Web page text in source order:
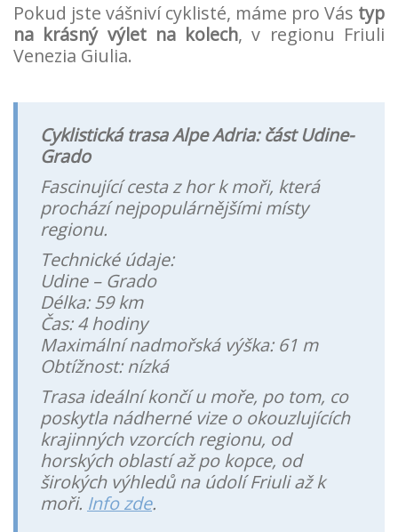
Pokud jste vášniví cyklisté, máme pro Vás typ
na krásný výlet na kolech, v regionu Friuli
Venezia Giulia.
Cyklistická trasa Alpe Adria: část Udine-
Grado
Fascinující cesta z hor k moři, která
prochází nejpopulárnějšími místy
regionu.
Technické údaje:
Udine – Grado
Délka: 59 km
Čas: 4 hodiny
Maximální nadmořská výška: 61 m
Obtížnost: nízká
Trasa ideální končí u moře, po tom, co
poskytla nádherné vize o okouzlujících
krajinných vzorcích regionu, od
horských oblastí až po kopce, od
širokých výhledů na údolí Friuli až k
moři. Info zde.